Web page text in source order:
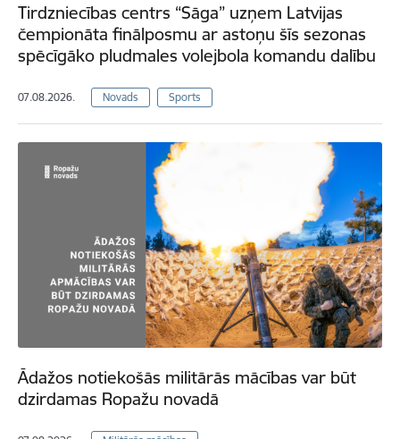
Tirdzniecības centrs “Sāga” uzņem Latvijas
čempionāta finālposmu ar astoņu šīs sezonas
spēcīgāko pludmales volejbola komandu dalību
07.08.2026. Novads Sports
Ādažos notiekošās militārās mācības var būt
dzirdamas Ropažu novadā